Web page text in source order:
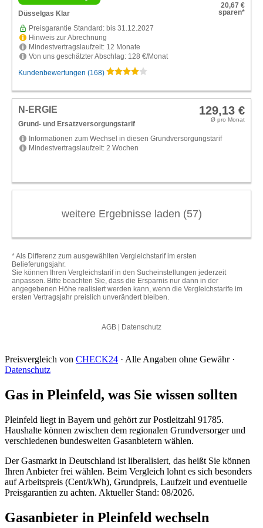
Preisvergleich von CHECK24 · Alle Angaben ohne Gewähr ·
Datenschutz
Gas in Pleinfeld, was Sie wissen sollten
Pleinfeld liegt in Bayern und gehört zur Postleitzahl 91785.
Haushalte können zwischen dem regionalen Grundversorger und
verschiedenen bundesweiten Gasanbietern wählen.
Der Gasmarkt in Deutschland ist liberalisiert, das heißt Sie können
Ihren Anbieter frei wählen. Beim Vergleich lohnt es sich besonders
auf Arbeitspreis (Cent/kWh), Grundpreis, Laufzeit und eventuelle
Preisgarantien zu achten. Aktueller Stand: 08/2026.
Gasanbieter in Pleinfeld wechseln